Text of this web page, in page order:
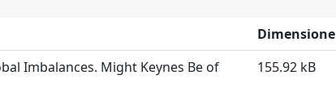
Dimensione
Imbalances. Might Keynes Be of
155.92 kB